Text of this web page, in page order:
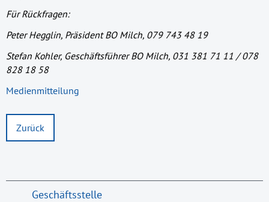
Für Rückfragen:
Peter Hegglin, Präsident BO Milch, 079 743 48 19
Stefan Kohler, Geschäftsführer BO Milch, 031 381 71 11 / 078
828 18 58
Medienmitteilung
Zurück
Geschäftsstelle